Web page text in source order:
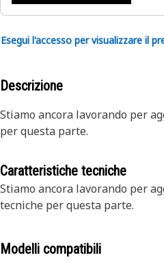
Esegui l'accesso per visualizzare il
Descrizione
Stiamo ancora lavorando per
per questa parte.
Caratteristiche tecniche
Stiamo ancora lavorando per
tecniche per questa parte.
Modelli compatibili